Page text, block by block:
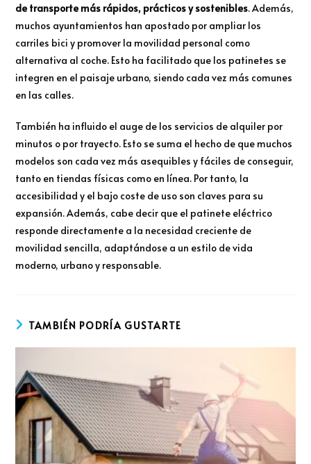
de transporte más rápidos, prácticos y sostenibles. Además,
muchos ayuntamientos han apostado por ampliar los
carriles bici y promover la movilidad personal como
alternativa al coche. Esto ha facilitado que los patinetes se
integren en el paisaje urbano, siendo cada vez más comunes
en las calles.
También ha influido el auge de los servicios de alquiler por
minutos o por trayecto. Esto se suma el hecho de que muchos
modelos son cada vez más asequibles y fáciles de conseguir,
tanto en tiendas físicas como en línea. Por tanto, la
accesibilidad y el bajo coste de uso son claves para su
expansión. Además, cabe decir que el patinete eléctrico
responde directamente a la necesidad creciente de
movilidad sencilla, adaptándose a un estilo de vida
moderno, urbano y responsable.
TAMBIÉN PODRÍA GUSTARTE